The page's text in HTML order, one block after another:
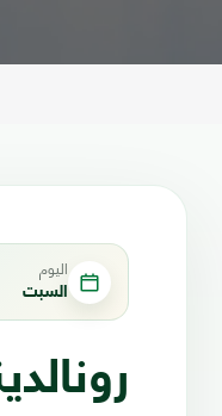
اليوم
السبت